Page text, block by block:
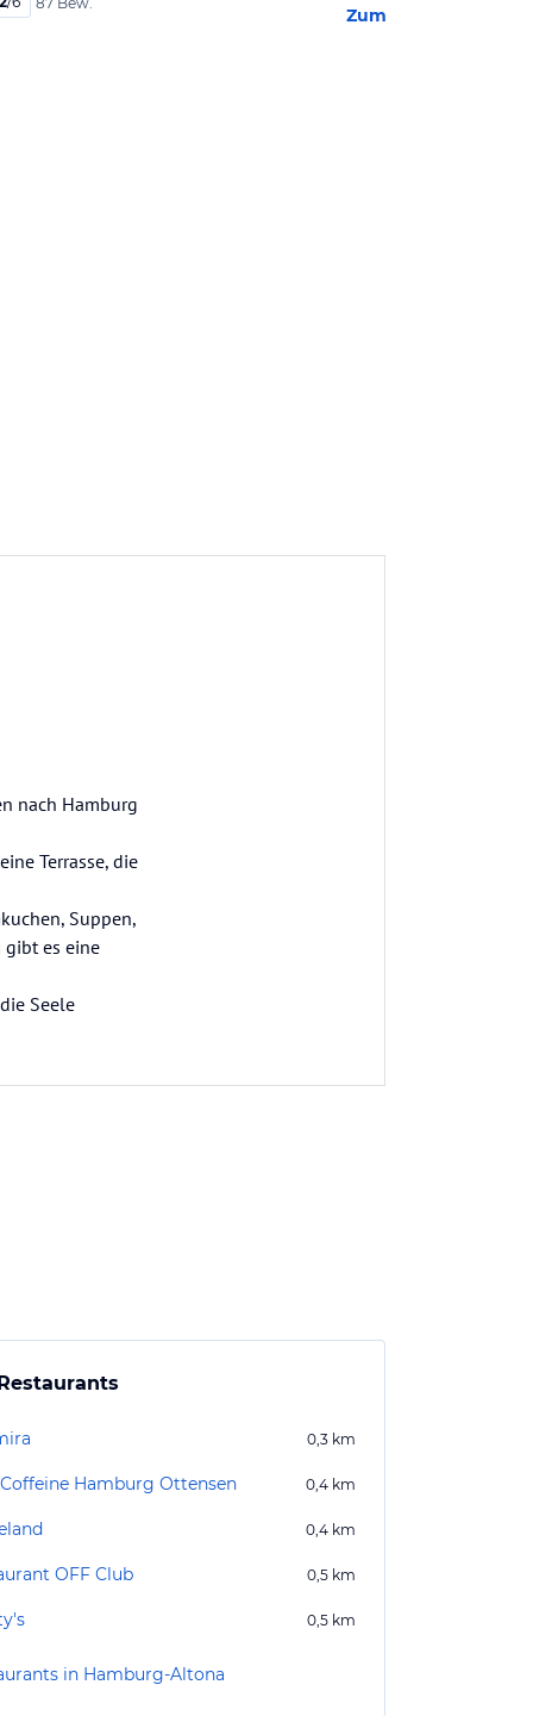
Zum Hotel
nach Hamburg
Terrasse, die
Suppen,
gibt es eine
Seele
0,3 km
Hamburg Ottensen 0,4 km
0,4 km
OFF Club 0,5 km
0,5 km
in Hamburg-Altona